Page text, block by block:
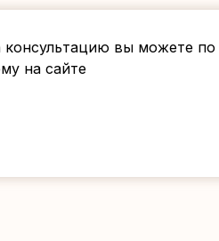
консультацию вы можете по
на сайте